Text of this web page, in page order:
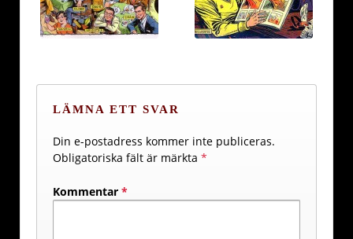
LÄMNA ETT SVAR
Din e-postadress kommer inte publiceras.
Obligatoriska fält är märkta *
Kommentar *